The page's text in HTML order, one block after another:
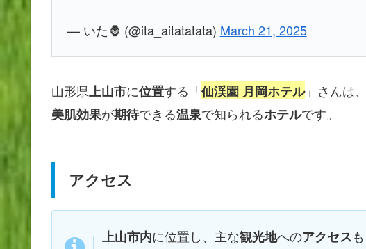
— いた🦍 (@ita_aitatatata) March 21, 2025
山形県上山市に位置する「仙渓園 月岡ホテル」さんは、
美肌効果が期待できる温泉で知られるホテルです。
アクセス
上山市内に位置し、主な観光地へのアクセスも